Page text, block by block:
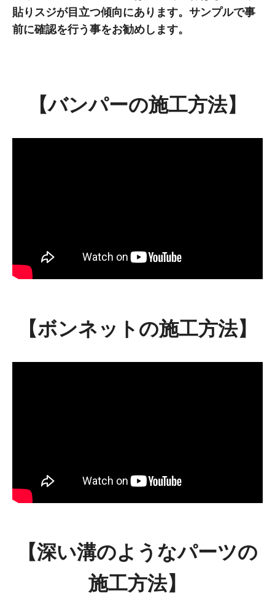
貼りスジが目立つ傾向にあります。サンプルで事
前に確認を行う事をお勧めします。
【バンパーの施工方法】
【ボンネットの施工方法】
【深い溝のようなパーツの
施工方法】